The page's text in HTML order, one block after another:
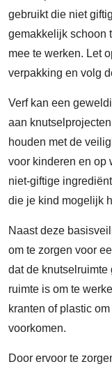
gebruikt die niet
gemakkelijk schoon
mee te werken. Let
verpakking en volg
Verf kan een
aan
houden met de
voor kinderen en op
niet-giftige
die je kind mogelijk
Naast deze
om te zorgen voor
dat de
ruimte is om te
kranten of plastic
voorkomen.
Door ervoor te